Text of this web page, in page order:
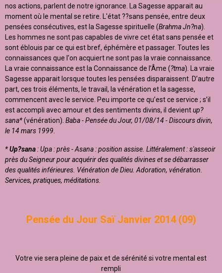
nos actions, parlent de notre ignorance. La Sagesse apparait au
moment où le mental se retire. L'état ??sans pensée, entre deux
pensées consécutives, est la Sagesse spirituelle (Brahma Jn?na).
Les hommes ne sont pas capables de vivre cet état sans pensée et
sont éblouis par ce qui est bref, éphémère et passager. Toutes les
connaissances que l'on acquiert ne sont pas la vraie connaissance.
La vraie connaissance est la Connaissance de l’Âme (?tma). La vraie
Sagesse apparait lorsque toutes les pensées disparaissent. D’autre
part, ces trois éléments, le travail, la vénération et la sagesse,
commencent avec le service. Peu importe ce qu’est ce service ; s’il
est accompli avec amour et des sentiments divins, il devientup?
sana*(vénération). Baba - Pensée du Jour, 01/08/14 - Discours divin,
le 14 mars 1999.
*Up?sana : Upa : près - Asana : position assise. Littéralement : s'asseoir
près du Seigneur pour acquérir des qualités divines et se débarrasser
des qualités inférieures. Vénération de Dieu. Adoration, vénération.
Services, pratiques, méditations.
Pensée du Jour Saï Janvier 2014 (09)
Votre vie sera pleine de paix et de sérénité si votre mental est
rempli